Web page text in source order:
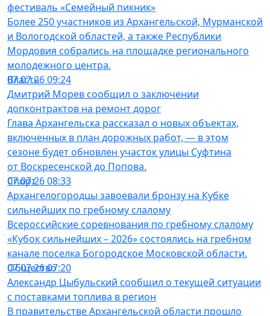
фестиваль «Семейный пикник»
Более 250 участников из Архангельской, Мурманской
и Вологодской областей, а также Республики
Мордовия собрались на площадке регионального
молодежного центра.
Власть
07.07.26 09:24
Дмитрий Морев сообщил о заключении
допконтрактов на ремонт дорог
Глава Архангельска рассказал о новых объектах,
включенных в план дорожных работ, — в этом
сезоне будет обновлен участок улицы Суфтина
от Воскресенской до Попова.
Спорт
07.07.26 08:33
Архангелогородцы завоевали бронзу на Кубке
сильнейших по гребному слалому
Всероссийские соревнования по гребному слалому
«Кубок сильнейших – 2026» состоялись на гребном
канале поселка Богородское Московской области.
Общество
07.07.26 07:20
Александр Цыбульский сообщил о текущей ситуации
с поставками топлива в регион
В правительстве Архангельской области прошло